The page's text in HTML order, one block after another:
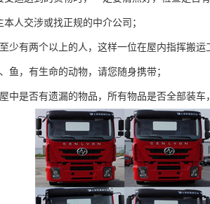
人交涉或找正规的中介公司；
少有两个以上的人，这样一位在屋内指挥搬运
鱼，有生命的动物，请您随身携带；
中是否有遗漏的物品，所有物品是否全部装车